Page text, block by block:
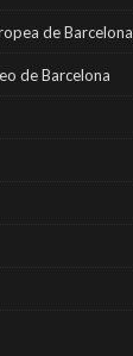
de Barcelona
de Barcelona